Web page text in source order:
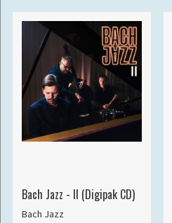
Bach Jazz - II (Digipak CD)
Bach Jazz